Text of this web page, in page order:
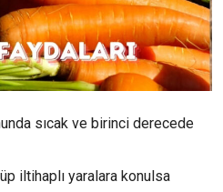
sıcak ve birinci derecede
iltihaplı yaralara konulsa